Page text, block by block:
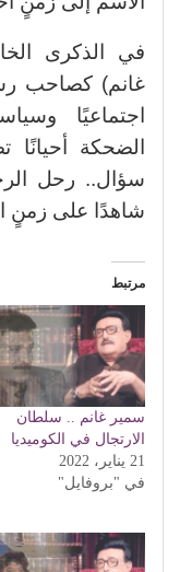
في الذكرى
غانم) كصاحب
اجتماعيًا
الضحكة
سؤال.. رحل
شاهدًا على زمنٍ
مرتبط
سمير غانم .. سلطان
الارتجال في الكوميديا
21 يناير، 2022
في "بروفايل"